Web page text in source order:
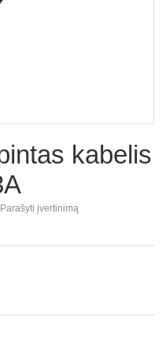
kabelis
Parašyti įvertinimą